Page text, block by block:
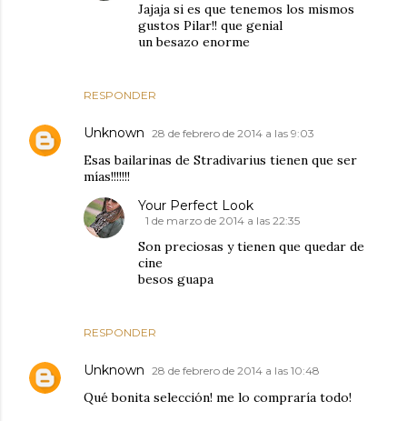
RESPONDER
Jajaja si es que tenemos los mismos
gustos Pilar!! que genial
un besazo enorme
Unknown 28 de febrero de 2014 a las 9:03
Esas bailarinas de Stradivarius tienen que ser
mías!!!!!!!
RESPONDER
Your Perfect Look
1 de marzo de 2014 a las 22:35
Son preciosas y tienen que quedar de
cine
besos guapa
Unknown 28 de febrero de 2014 a las 10:48
Qué bonita selección! me lo compraría todo!